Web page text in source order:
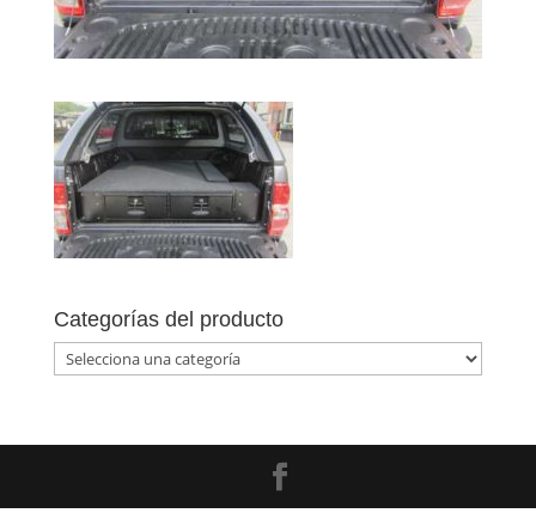
Categorías del producto